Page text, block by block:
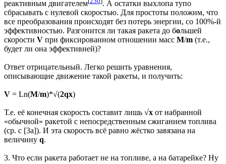
реактивным двигателем
. А остатки выхлопа тупо
сбрасывать с нулевой скоростью. Для простоты положим, что
все преобразования происходят без потерь энергии, со 100%-й
эффективностью. Разгонится ли такая ракета до большей
скорости V при фиксированном отношении масс M/m (т.е.,
будет ли она эффективней)?
Ответ отрицательный. Легко решить уравнения,
описывающие движение такой ракеты, и получить:
V = Ln(M/m)*√(2qx)
Т.е. её конечная скорость составит лишь √x от набранной
«обычной» ракетой с непосредственным сжиганием топлива
(ср. с [3a]). И эта скорость всё равно жёстко завязана на
величину q.
3. Что если ракета работает не на топливе, а на батарейке? Ну